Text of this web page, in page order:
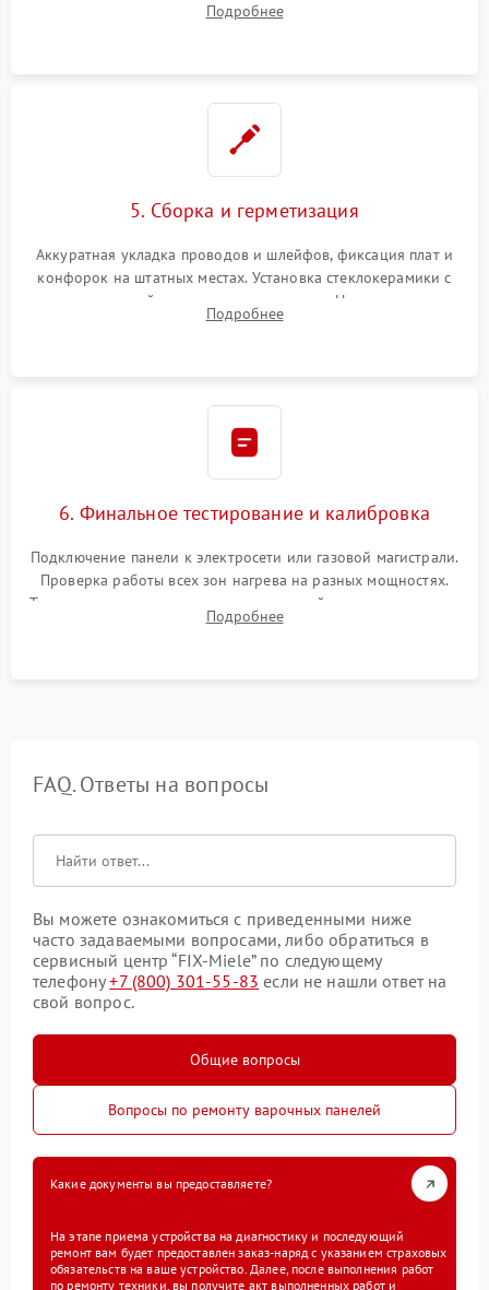
дорожек. Очистка контактов и замена поврежденной
Подробнее
5. Сборка и герметизация
Аккуратная укладка проводов и шлейфов, фиксация плат и
конфорок на штатных местах. Установка стеклокерамики с
проверкой равномерности зазоров. Нанесение
термостойкого герметика или укладка уплотнительной
Подробнее
6. Финальное тестирование и калибровка
Подключение панели к электросети или газовой магистрали.
Проверка работы всех зон нагрева на разных мощностях.
Тестирование сенсорного управления, таймера, индикаторов
остаточного тепла и систем защиты от перегрева.
Подробнее
FAQ. Ответы на вопросы
Вы можете ознакомиться с приведенными ниже
часто задаваемыми вопросами, либо обратиться в
сервисный центр “FIX-Miele” по следующему
телефону+7 (800) 301-55-83 если не нашли ответ на
свой вопрос.
Общие вопросы
Вопросы по ремонту варочных панелей
Какие документы вы предоставляете?
На этапе приема устройства на диагностику и последующий
ремонт вам будет предоставлен заказ-наряд с указанием страховых
обязательств на ваше устройство. Далее, после выполнения работ
по ремонту техники, вы получите акт выполненных работ и